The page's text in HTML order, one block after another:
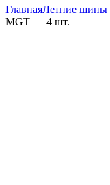
ГлавнаяЛетние шины
MGT — 4 шт.